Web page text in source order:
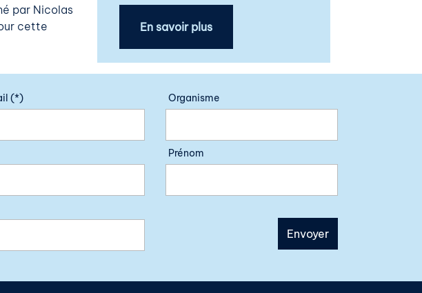
par Nicolas
cette
En savoir plus
(*) Organisme
Prénom